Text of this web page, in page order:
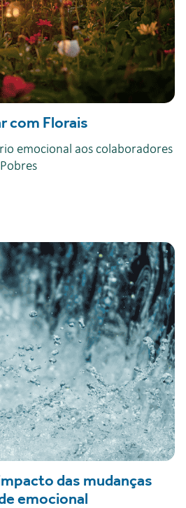
com Florais
emocional aos colaboradores
das mudanças
emocional